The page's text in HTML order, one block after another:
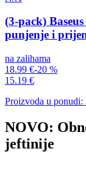
(3-pack)
punjenje i
na zalihama
18.99 €-20 %
15.19 €
Proizvoda u ponudi:
NOVO:
jeftinije